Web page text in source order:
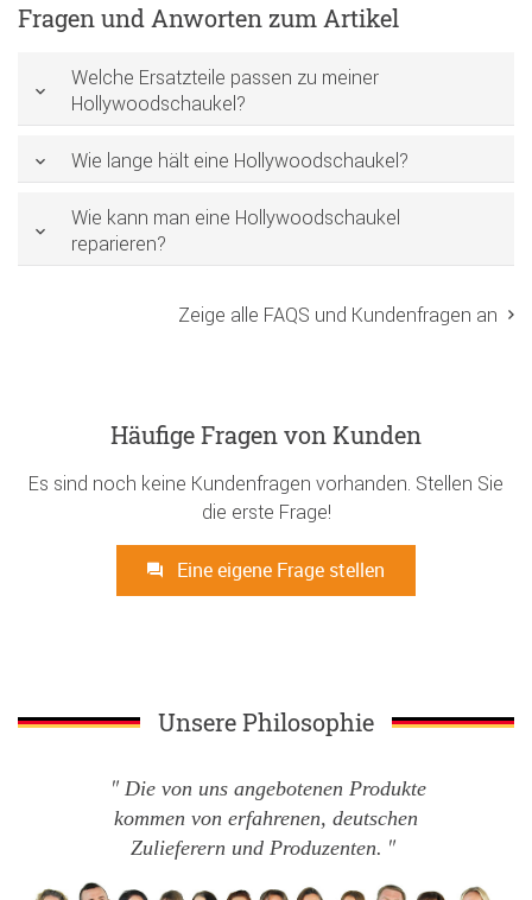
Fragen und Anworten zum Artikel
Welche Ersatzteile passen zu meiner
Hollywoodschaukel?
Wie lange hält eine Hollywoodschaukel?
Wie kann man eine Hollywoodschaukel
reparieren?
Zeige alle FAQS und Kundenfragen an
Häufige Fragen von Kunden
Es sind noch keine Kundenfragen vorhanden. Stellen Sie
die erste Frage!
Eine eigene Frage stellen
Unsere Philosophie
Die von uns angebotenen Produkte
kommen von erfahrenen, deutschen
Zulieferern und Produzenten.